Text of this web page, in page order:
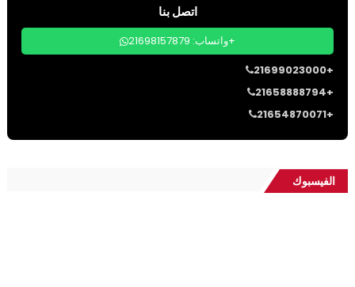
اتصل بنا
واتساب: 21698157879+
21699023000+
21658888794+
21654870071+
الفيسبوك